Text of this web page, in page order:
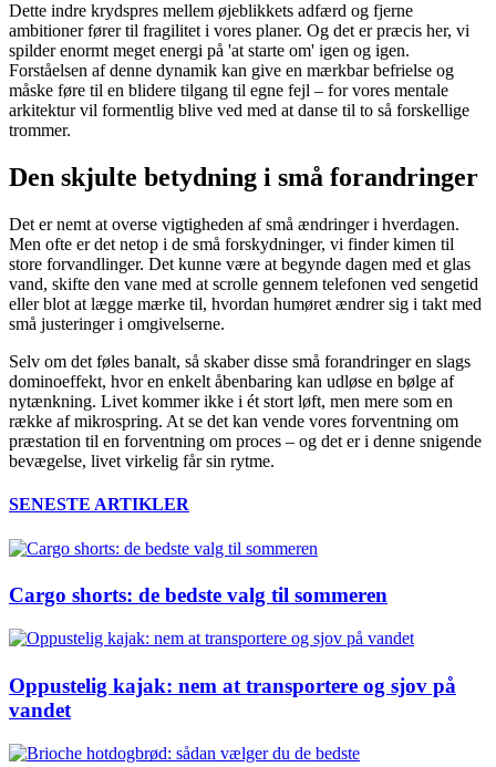
Dette indre krydspres mellem øjeblikkets adfærd og fjerne
ambitioner fører til fragilitet i vores planer. Og det er præcis her, vi
spilder enormt meget energi på 'at starte om' igen og igen.
Forståelsen af denne dynamik kan give en mærkbar befrielse og
måske føre til en blidere tilgang til egne fejl – for vores mentale
arkitektur vil formentlig blive ved med at danse til to så forskellige
trommer.
Den skjulte betydning i små forandringer
Det er nemt at overse vigtigheden af små ændringer i hverdagen.
Men ofte er det netop i de små forskydninger, vi finder kimen til
store forvandlinger. Det kunne være at begynde dagen med et glas
vand, skifte den vane med at scrolle gennem telefonen ved sengetid
eller blot at lægge mærke til, hvordan humøret ændrer sig i takt med
små justeringer i omgivelserne.
Selv om det føles banalt, så skaber disse små forandringer en slags
dominoeffekt, hvor en enkelt åbenbaring kan udløse en bølge af
nytænkning. Livet kommer ikke i ét stort løft, men mere som en
række af mikrospring. At se det kan vende vores forventning om
præstation til en forventning om proces – og det er i denne snigende
bevægelse, livet virkelig får sin rytme.
SENESTE ARTIKLER
Cargo shorts: de bedste valg til sommeren
Oppustelig kajak: nem at transportere og sjov på
vandet